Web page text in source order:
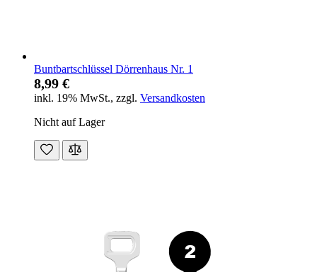
Buntbartschlüssel Dörrenhaus Nr. 1
8,99 €
inkl. 19% MwSt., zzgl. Versandkosten
Nicht auf Lager